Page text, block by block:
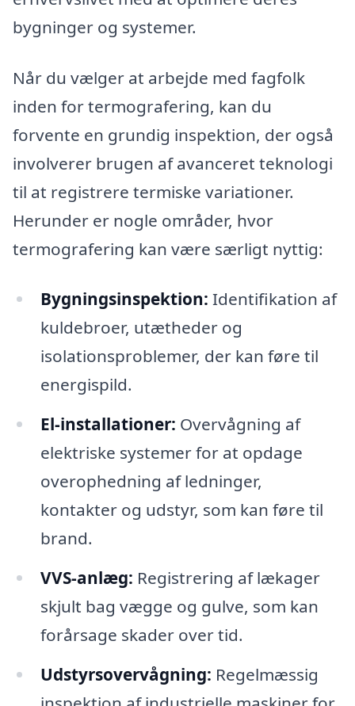
bygninger og systemer.
Når du vælger at arbejde med fagfolk
inden for termografering, kan du
forvente en grundig inspektion, der også
involverer brugen af avanceret teknologi
til at registrere termiske variationer.
Herunder er nogle områder, hvor
termografering kan være særligt nyttig:
Bygningsinspektion: Identifikation af
kuldebroer, utætheder og
isolationsproblemer, der kan føre til
energispild.
El-installationer: Overvågning af
elektriske systemer for at opdage
overophedning af ledninger,
kontakter og udstyr, som kan føre til
brand.
VVS-anlæg: Registrering af lækager
skjult bag vægge og gulve, som kan
forårsage skader over tid.
Udstyrsovervågning: Regelmæssig